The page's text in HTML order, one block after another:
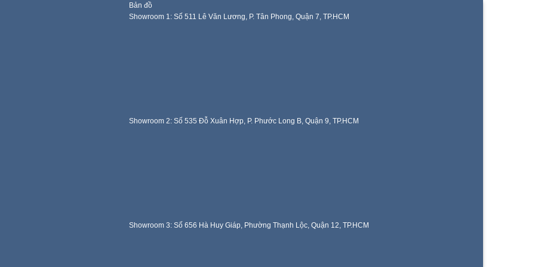
Bản đồ
Showroom 1: Số 511 Lê Văn Lương, P. Tân Phong, Quận 7, TP.HCM
Showroom 2: Số 535 Đỗ Xuân Hợp, P. Phước Long B, Quận 9, TP.HCM
Showroom 3: Số 656 Hà Huy Giáp, Phường Thạnh Lộc, Quận 12, TP.HCM